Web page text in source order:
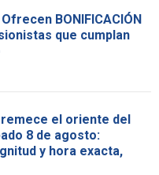
BONIFICACIÓN
que cumplan
remece el oriente del
8 de agosto:
y hora exacta,